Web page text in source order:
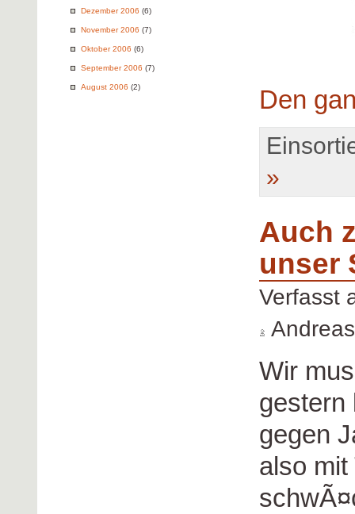
Dezember 2006 (6)
November 2006 (7)
Oktober 2006 (6)
September 2006 (7)
August 2006 (2) Den
»
Auch
unser
Verfasst
Wir
gestern
gegen
also mit